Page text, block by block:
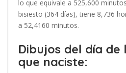
lo que equivale a 525,600
bisiesto (364 días), tiene 8,736
a 52,4160 minutos.
Dibujos del día de
que naciste: